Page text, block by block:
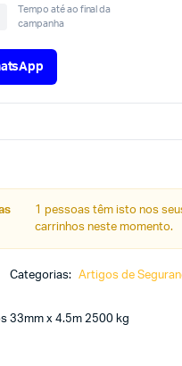
Tempo até ao final da
campanha
1 pessoas têm isto nos
carrinhos neste momento.
Categorias: Artigos de
33mm x 4.5m 2500 kg